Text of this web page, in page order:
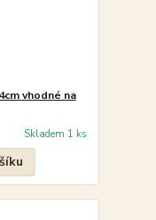
vhodné na
Skladem 1 ks